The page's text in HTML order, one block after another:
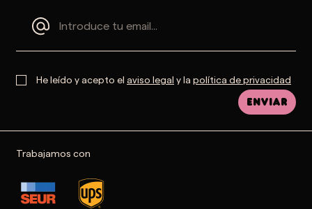
He leído y acepto el aviso legal y la política de privacidad
Enviar
Trabajamos con